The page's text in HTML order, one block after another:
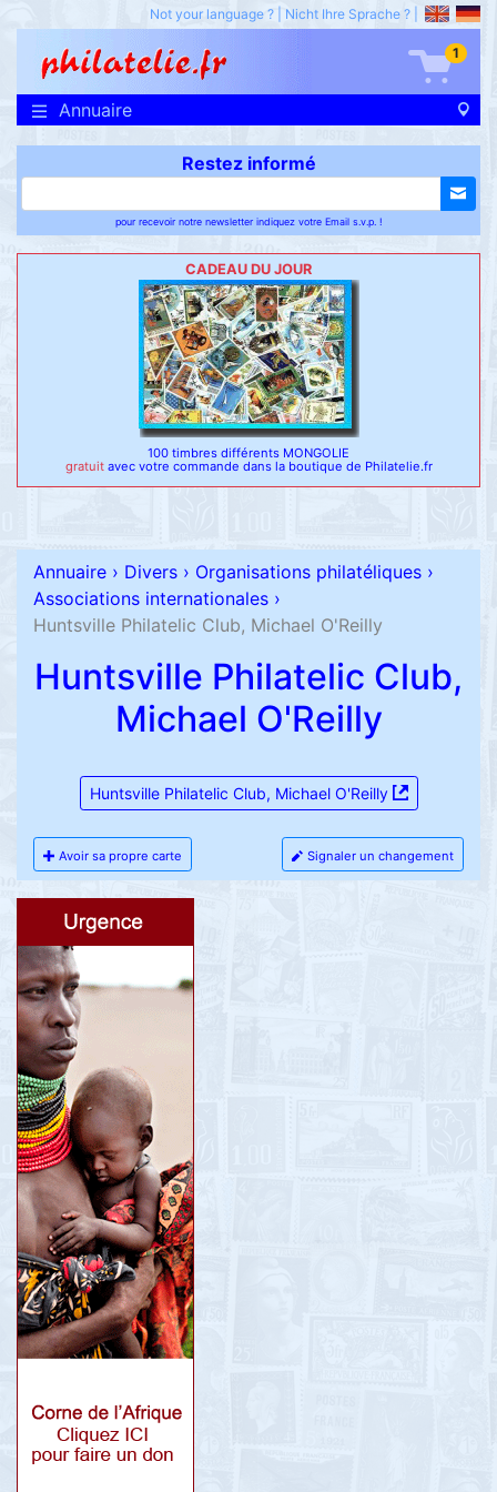
Not your language ? Nicht Ihre Sprache ?
1
Annuaire
Restez informé
pour recevoir notre newsletter indiquez votre Email s.v.p. !
CADEAU DU JOUR
100 timbres différents MONGOLIE
gratuit avec votre commande dans la boutique de Philatelie.fr
Annuaire › Divers › Organisations philatéliques ›
Associations internationales ›
Huntsville Philatelic Club, Michael O'Reilly
Huntsville Philatelic Club,
Michael O'Reilly
Huntsville Philatelic Club, Michael O'Reilly
Avoir sa propre carte Signaler un changement